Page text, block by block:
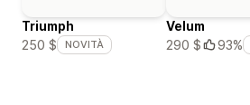
Triumph
250 $
NOVITÀ
Velum
290 $
93%